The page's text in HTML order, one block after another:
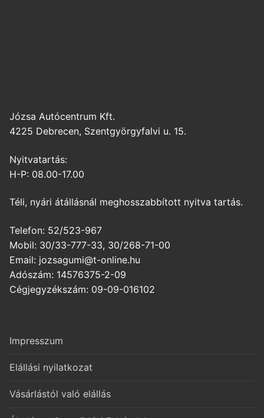
Józsa Autócentrum Kft.
4225 Debrecen, Szentgyörgyfalvi u. 15.
Nyitvatartás:
H-P: 08.00-17.00
Téli, nyári átállásnál meghosszabbított nyitva tartás.
Telefon: 52/523-967
Mobil: 30/33-777-33, 30/268-71-00
Email: jozsagumi@t-online.hu
Adószám: 14576375-2-09
Cégjegyzékszám: 09-09-016102
Impresszum
Elállási nyilatkozat
Vásárlástól való elállás